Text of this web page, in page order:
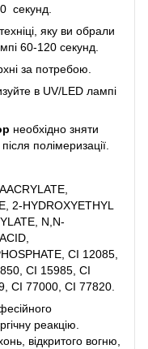
секунд.
яку ви обрали
60-120 секунд.
за потребою.
в UV/LED лампі
необхідно зняти
полімеризації.
2-HYDROXYETHYL
N,N-
CI 12085,
CI 15985, CI
CI 77000, CI 77820.
реакцію.
відкритого вогню,